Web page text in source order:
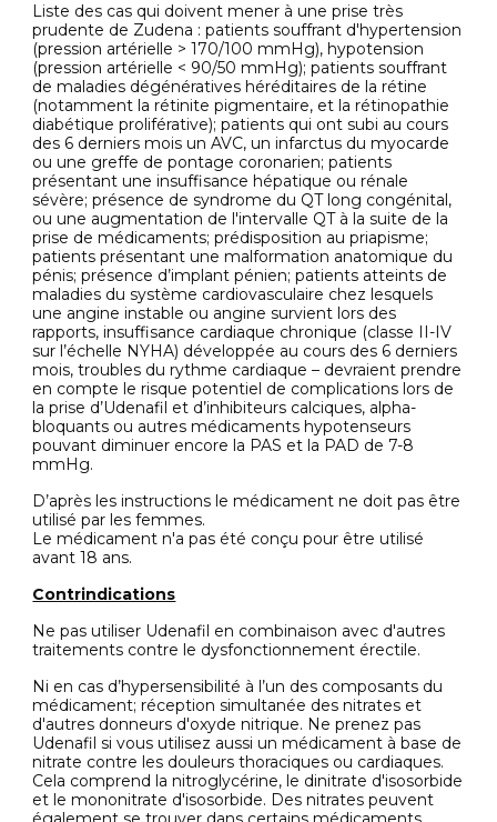
Liste des cas qui doivent mener à une prise très
prudente de Zudena : patients souffrant d'hypertension
(pression artérielle > 170/100 mmHg), hypotension
(pression artérielle < 90/50 mmHg); patients souffrant
de maladies dégénératives héréditaires de la rétine
(notamment la rétinite pigmentaire, et la rétinopathie
diabétique proliférative); patients qui ont subi au cours
des 6 derniers mois un AVC, un infarctus du myocarde
ou une greffe de pontage coronarien; patients
présentant une insuffisance hépatique ou rénale
sévère; présence de syndrome du QT long congénital,
ou une augmentation de l'intervalle QT à la suite de la
prise de médicaments; prédisposition au priapisme;
patients présentant une malformation anatomique du
pénis; présence d’implant pénien; patients atteints de
maladies du système cardiovasculaire chez lesquels
une angine instable ou angine survient lors des
rapports, insuffisance cardiaque chronique (classe II-IV
sur l’échelle NYHA) développée au cours des 6 derniers
mois, troubles du rythme cardiaque – devraient prendre
en compte le risque potentiel de complications lors de
la prise d’Udenafil et d’inhibiteurs calciques, alpha-
bloquants ou autres médicaments hypotenseurs
pouvant diminuer encore la PAS et la PAD de 7-8
mmHg.
D’après les instructions le médicament ne doit pas être
utilisé par les femmes.
Le médicament n'a pas été conçu pour être utilisé
avant 18 ans.
Contrindications
Ne pas utiliser Udenafil en combinaison avec d'autres
traitements contre le dysfonctionnement érectile.
Ni en cas d’hypersensibilité à l’un des composants du
médicament; réception simultanée des nitrates et
d'autres donneurs d'oxyde nitrique. Ne prenez pas
Udenafil si vous utilisez aussi un médicament à base de
nitrate contre les douleurs thoraciques ou cardiaques.
Cela comprend la nitroglycérine, le dinitrate d'isosorbide
et le mononitrate d'isosorbide. Des nitrates peuvent